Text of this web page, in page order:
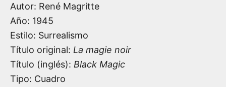
Autor: René Magritte
Año: 1945
Estilo: Surrealismo
Título original: La magie noir
Título (inglés): Black Magic
Tipo: Cuadro